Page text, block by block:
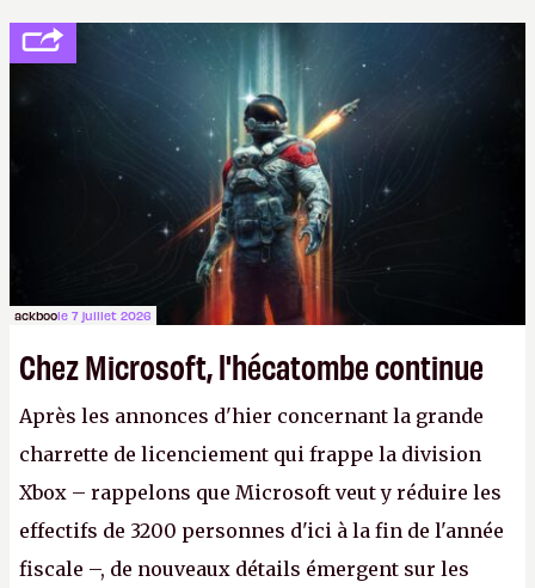
ackboole 7 juillet 2026
Chez Microsoft, l'hécatombe continue
Après les annonces d'hier concernant la grande
charrette de licenciement qui frappe la division
Xbox – rappelons que Microsoft veut y réduire les
effectifs de 3200 personnes d'ici à la fin de l'année
fiscale –, de nouveaux détails émergent sur les